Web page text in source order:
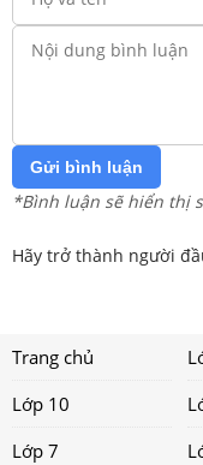
Gửi bình luận
*Bình luận sẽ hiển thị
Hãy trở thành người
Trang chủ
Lớp 10
Lớp 7